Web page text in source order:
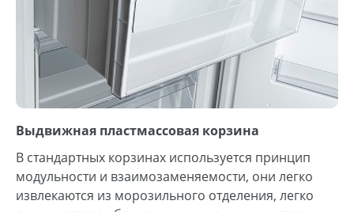
Выдвижная пластмассовая корзина
В стандартных корзинах используется принцип
модульности и взаимозаменяемости, они легко
извлекаются из морозильного отделения, легко